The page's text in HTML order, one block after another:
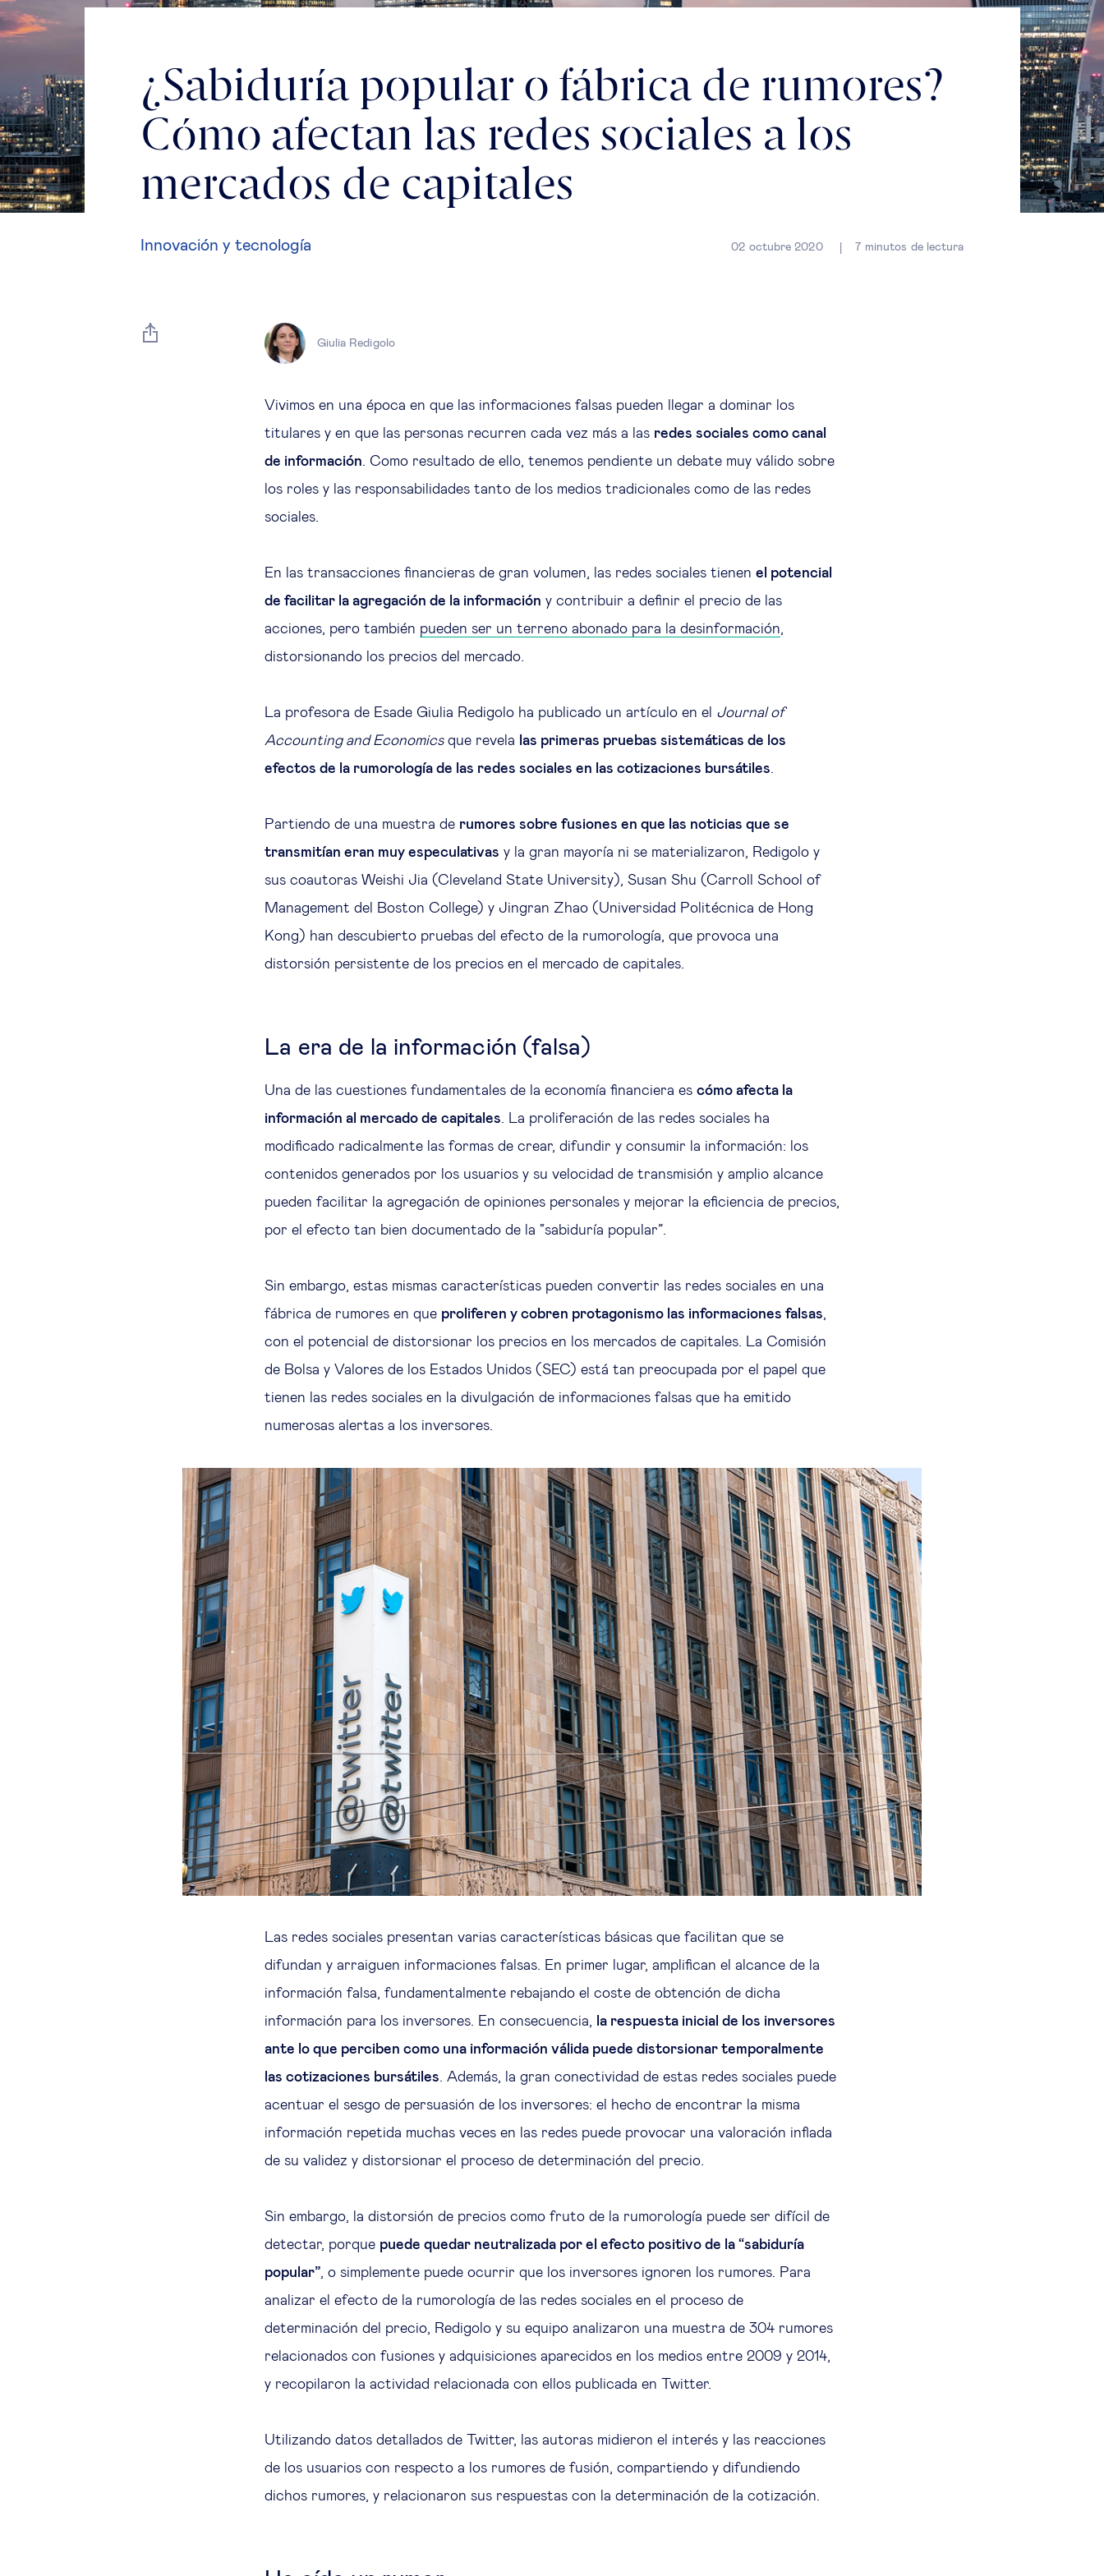
¿Sabiduría popular o fábrica de rumores?
Cómo afectan las redes sociales a los
mercados de capitales
Innovación y tecnología 02 octubre 2020 7 minutos de lectura
Giulia Redigolo
Vivimos en una época en que las informaciones falsas pueden llegar a dominar los
titulares y en que las personas recurren cada vez más a las redes sociales como canal
de información. Como resultado de ello, tenemos pendiente un debate muy válido sobre
los roles y las responsabilidades tanto de los medios tradicionales como de las redes
sociales.
En las transacciones financieras de gran volumen, las redes sociales tienen el potencial
de facilitar la agregación de la información y contribuir a definir el precio de las
acciones, pero también pueden ser un terreno abonado para la desinformación,
distorsionando los precios del mercado.
La profesora de Esade Giulia Redigolo ha publicado un artículo en el Journal of
Accounting and Economicsque revela las primeras pruebas sistemáticas de los
efectos de la rumorología de las redes sociales en las cotizaciones bursátiles.
Partiendo de una muestra de rumores sobre fusiones en que las noticias que se
transmitían eran muy especulativas y la gran mayoría ni se materializaron, Redigolo y
sus coautoras Weishi Jia (Cleveland State University), Susan Shu (Carroll School of
Management del Boston College) y Jingran Zhao (Universidad Politécnica de Hong
Kong) han descubierto pruebas del efecto de la rumorología, que provoca una
distorsión persistente de los precios en el mercado de capitales.
La era de la información (falsa)
Una de las cuestiones fundamentales de la economía financiera es cómo afecta la
información al mercado de capitales. La proliferación de las redes sociales ha
modificado radicalmente las formas de crear, difundir y consumir la información: los
contenidos generados por los usuarios y su velocidad de transmisión y amplio alcance
pueden facilitar la agregación de opiniones personales y mejorar la eficiencia de precios,
por el efecto tan bien documentado de la “sabiduría popular”.
Sin embargo, estas mismas características pueden convertir las redes sociales en una
fábrica de rumores en que proliferen y cobren protagonismo las informaciones falsas,
con el potencial de distorsionar los precios en los mercados de capitales. La Comisión
de Bolsa y Valores de los Estados Unidos (SEC) está tan preocupada por el papel que
tienen las redes sociales en la divulgación de informaciones falsas que ha emitido
numerosas alertas a los inversores.
Las redes sociales presentan varias características básicas que facilitan que se
difundan y arraiguen informaciones falsas. En primer lugar, amplifican el alcance de la
información falsa, fundamentalmente rebajando el coste de obtención de dicha
información para los inversores. En consecuencia, la respuesta inicial de los inversores
ante lo que perciben como una información válida puede distorsionar temporalmente
las cotizaciones bursátiles. Además, la gran conectividad de estas redes sociales puede
acentuar el sesgo de persuasión de los inversores: el hecho de encontrar la misma
información repetida muchas veces en las redes puede provocar una valoración inflada
de su validez y distorsionar el proceso de determinación del precio.
Sin embargo, la distorsión de precios como fruto de la rumorología puede ser difícil de
detectar, porque puede quedar neutralizada por el efecto positivo de la “sabiduría
popular”, o simplemente puede ocurrir que los inversores ignoren los rumores. Para
analizar el efecto de la rumorología de las redes sociales en el proceso de
determinación del precio, Redigolo y su equipo analizaron una muestra de 304 rumores
relacionados con fusiones y adquisiciones aparecidos en los medios entre 2009 y 2014,
y recopilaron la actividad relacionada con ellos publicada en Twitter.
Utilizando datos detallados de Twitter, las autoras midieron el interés y las reacciones
de los usuarios con respecto a los rumores de fusión, compartiendo y difundiendo
dichos rumores, y relacionaron sus respuestas con la determinación de la cotización.